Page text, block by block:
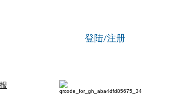
登陆/注册